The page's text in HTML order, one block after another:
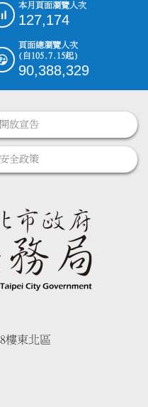
本月頁面瀏覽人次
127,174
頁面總瀏覽人次
(自105.7.15起)
90,388,329
放宣告
全政策
樓東北區